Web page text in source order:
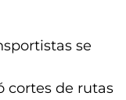
se
cortes de rutas